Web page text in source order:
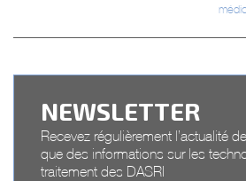
NEWSLETTER
Recevez régulièrement l’actualité
que des informations sur les
traitement des DASRI